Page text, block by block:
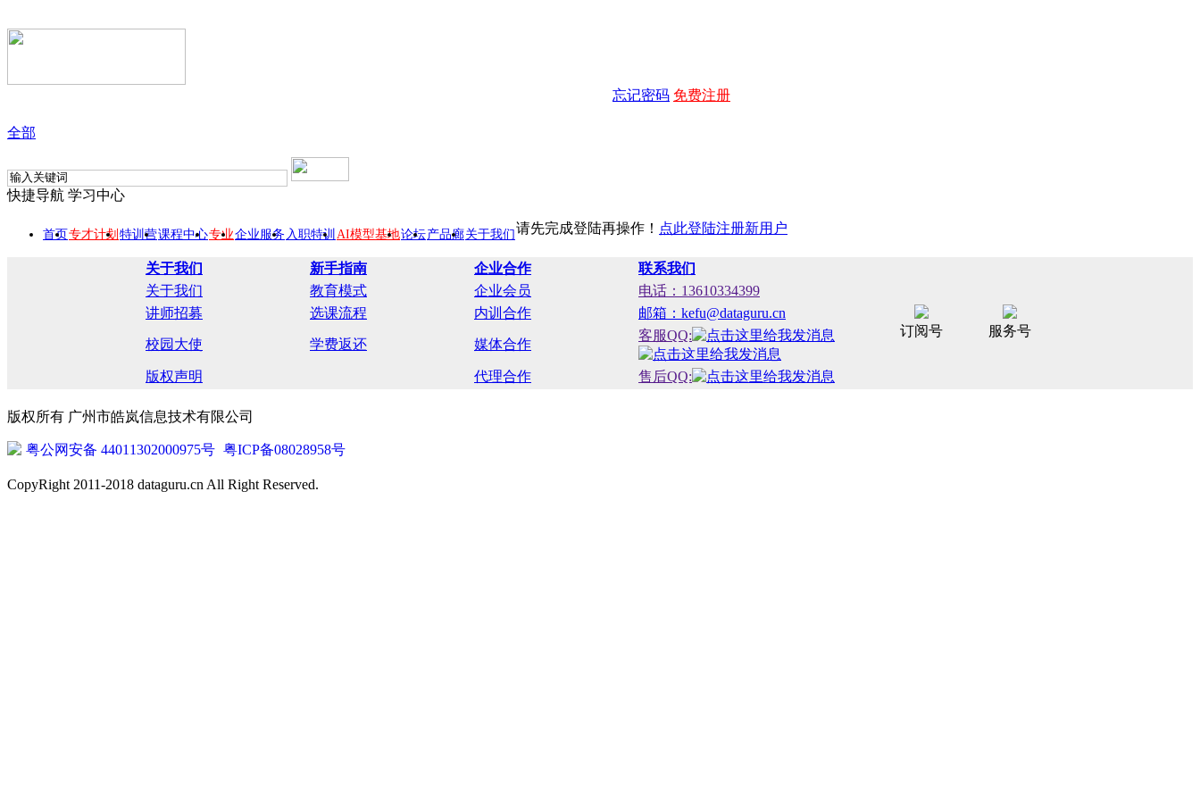
忘记密码 免费注册
全部
快捷导航 学习中心
首页专才计划 特训营课程中心专业企业服务 入职特训 AI模型基地论坛产品廊关于我们请先完成登陆再操作！ 点此登陆注册新用户
关于我们 新手指南 企业合作 联系我们
订阅号 服务号
关于我们 教育模式 企业会员
电话：13610334399
讲师招募
选课流程 内训合作 邮箱：kefu@dataguru.cn
校园大使 学费返还 媒体合作
客服QQ:
版权声明 代理合作 售后QQ:
版权所有 广州市皓岚信息技术有限公司
粤公网安备 44011302000975号 粤ICP备08028958号
CopyRight 2011-2018 dataguru.cn All Right Reserved.